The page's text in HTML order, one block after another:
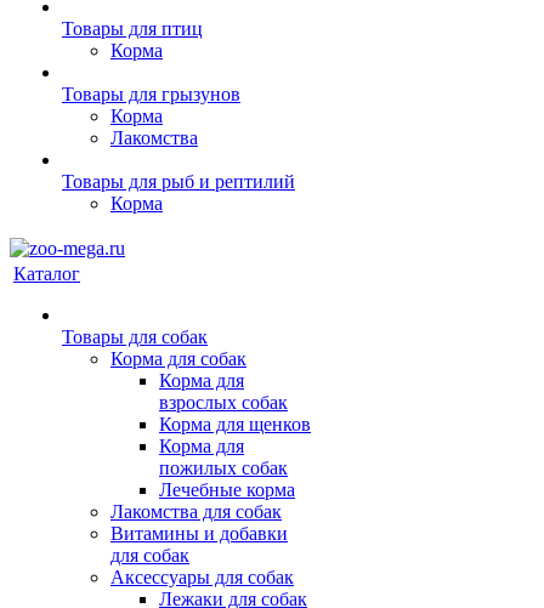
Товары для птиц
Корма
Товары для грызунов
Корма
Лакомства
Товары для рыб и рептилий
Корма
Каталог
Товары для собак
Корма для собак
Корма для
взрослых собак
Корма для щенков
Корма для
пожилых собак
Лечебные корма
Лакомства для собак
Витамины и добавки
для собак
Аксессуары для собак
Лежаки для собак